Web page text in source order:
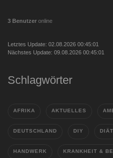
3 Benutzer online
Letztes Update: 02.08.2026 00:45:01
Nächstes Update: 09.08.2026 00:45:01
Schlagwörter
AFRIKA AKTUELLES
DEUTSCHLAND DIY DIÄT
HANDWERK KRANKHEIT &